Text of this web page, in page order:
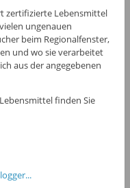
zertifizierte Lebensmittel
ungenauen
beim Regionalfenster,
und wo sie verarbeitet
aus der angegebenen
finden Sie